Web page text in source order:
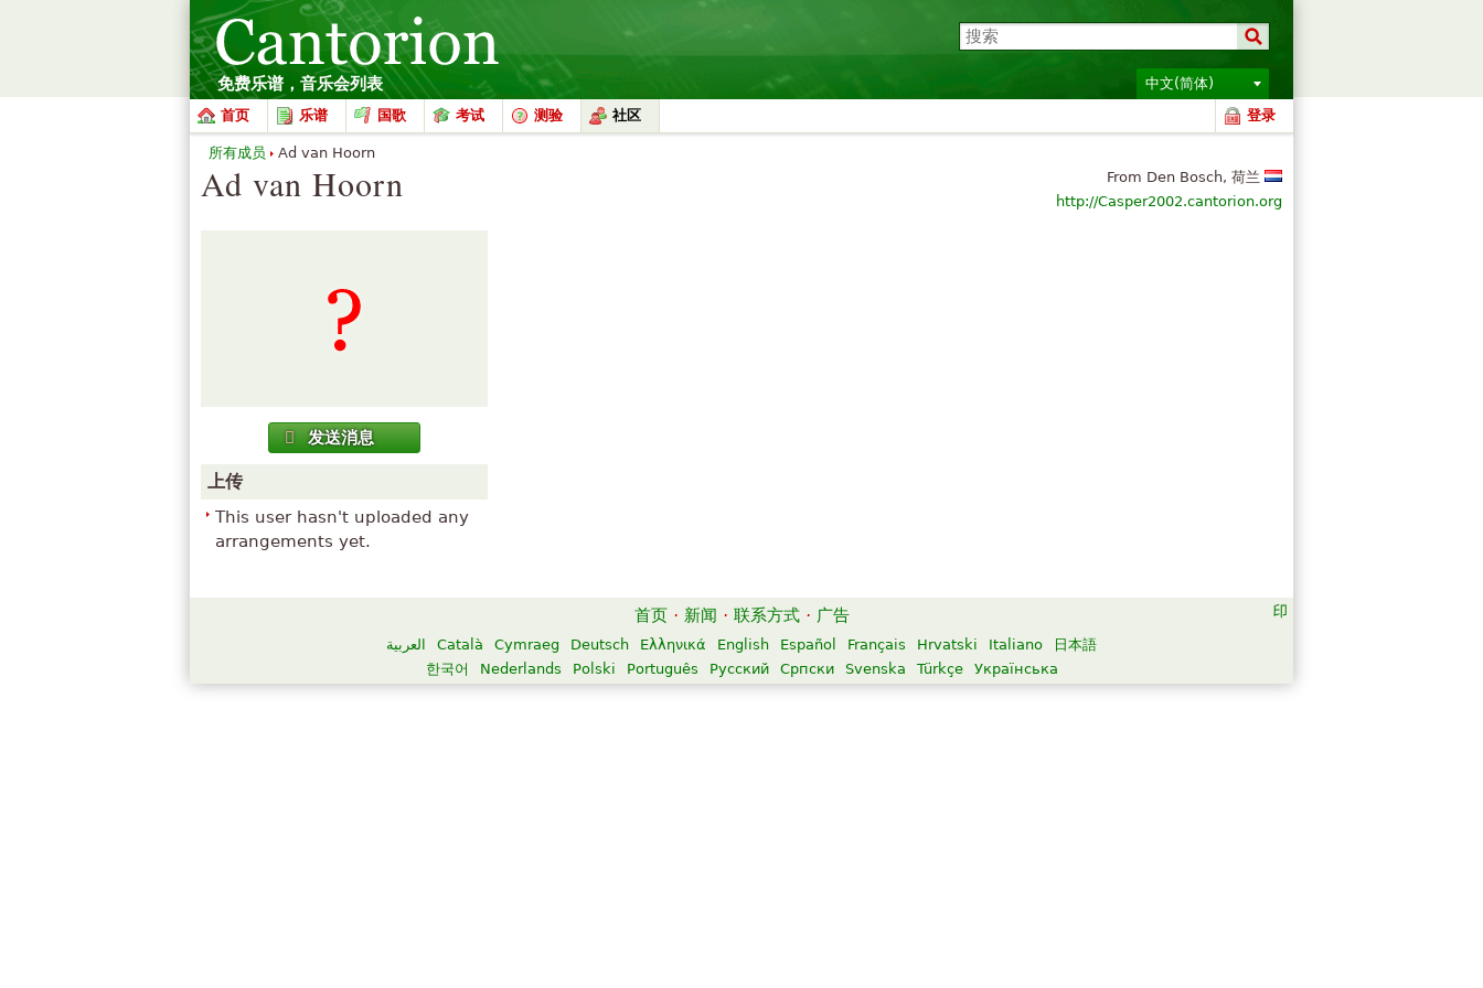
免费乐谱，音乐会列表
中文(简体)
首页
乐谱 国歌 考试 测验 社区 登录
From Den Bosch, 荷兰
http://Casper2002.cantorion.org
Ad van Hoorn
发送消息
上传
This user hasn't uploaded any
arrangements yet.
所有成员 Ad van Hoorn
首页 · 新闻 · 联系方式 · 广告
العربية Català Cymraeg Deutsch Ελληνικά English Español Français Hrvatski Italiano
日本語
한국어
Nederlands Polski Português Русский Српски Svenska Türkçe Українська